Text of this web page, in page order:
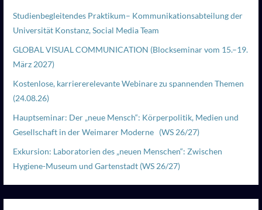
Studienbegleitendes Praktikum– Kommunikationsabteilung der
Universität Konstanz, Social Media Team
GLOBAL VISUAL COMMUNICATION (Blockseminar vom 15.–19.
März 2027)
Kostenlose, karriererelevante Webinare zu spannenden Themen
(24.08.26)
Hauptseminar: Der „neue Mensch“: Körperpolitik, Medien und
Gesellschaft in der Weimarer Moderne (WS 26/27)
Exkursion: Laboratorien des „neuen Menschen“: Zwischen
Hygiene-Museum und Gartenstadt (WS 26/27)